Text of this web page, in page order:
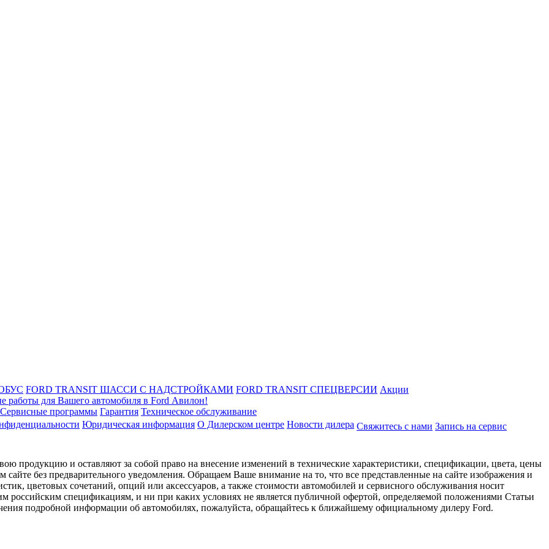
FORD TRANSIT ШАССИ С НАДСТРОЙКАМИ FORD TRANSIT СПЕЦВЕРСИИ Акции
работы для Вашего автомобиля в Ford Авилон!
Сервисные программы Гарантия Техническое обслуживание
Юридическая информация О Дилерском центре Новости дилера Свяжитесь с нами Запись на сервис
продукцию и оставляют за собой право на внесение изменений в технические характеристики, спецификации, цвета, цены
без предварительного уведомления. Обращаем Ваше внимание на то, что все представленные на сайте изображения и
цветовых сочетаний, опций или аксессуаров, а также стоимости автомобилей и сервисного обслуживания носит
российским спецификациям, и ни при каких условиях не является публичной офертой, определяемой положениями Статьи
подробной информации об автомобилях, пожалуйста, обращайтесь к ближайшему официальному дилеру Ford.